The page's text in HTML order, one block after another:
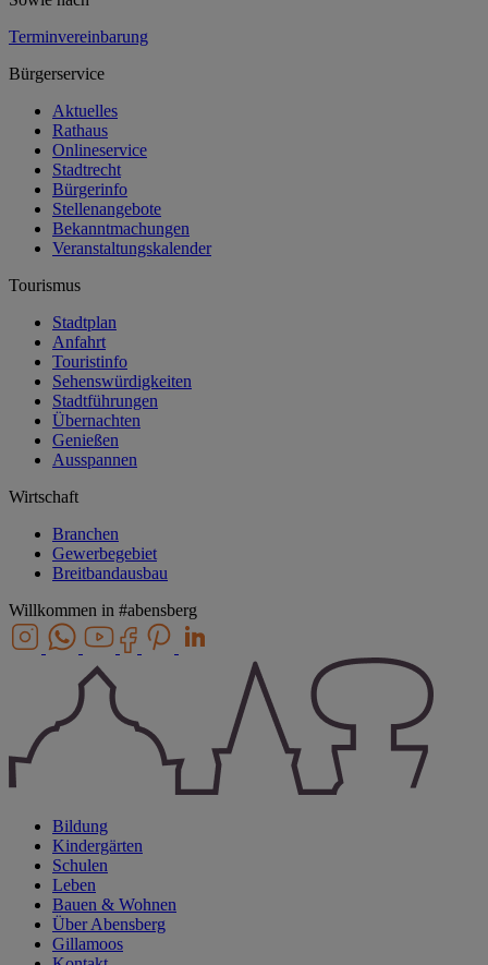
Terminvereinbarung
Bürgerservice
Aktuelles
Rathaus
Onlineservice
Stadtrecht
Bürgerinfo
Stellenangebote
Bekanntmachungen
Veranstaltungskalender
Tourismus
Stadtplan
Anfahrt
Touristinfo
Sehenswürdigkeiten
Stadtführungen
Übernachten
Genießen
Ausspannen
Wirtschaft
Branchen
Gewerbegebiet
Breitbandausbau
Willkommen in #abensberg
Bildung
Kindergärten
Schulen
Leben
Bauen & Wohnen
Über Abensberg
Gillamoos